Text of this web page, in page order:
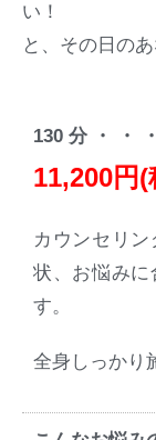
い！
と、その日の
130分・・・
11,200円
カウンセリ
状、お悩みに
す。
全身しっかり